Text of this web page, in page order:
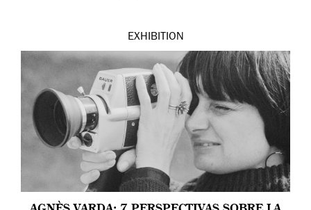
EXHIBITION